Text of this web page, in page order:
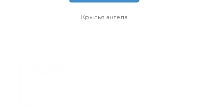
Крылья ангела